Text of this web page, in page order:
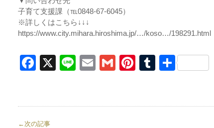
子育て支援課（℡0848-67-6045）
※詳しくはこちら↓↓↓
https://www.city.mihara.hiroshima.jp/…/koso…/198291.html
Facebook
X LineEmailGmailPinterest
Tumblr
共
←次の記事